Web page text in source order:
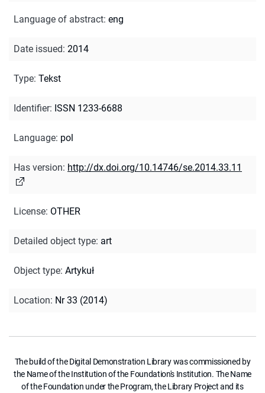
Language of abstract: eng
Date issued: 2014
Type: Tekst
Identifier: ISSN 1233-6688
Language: pol
Has version: http://dx.doi.org/10.14746/se.2014.33.11
License: OTHER
Detailed object type: art
Object type: Artykuł
Location: Nr 33 (2014)
The build of the Digital Demonstration Library was commissioned by
the Name of the Institution of the Foundation's Institution. The Name
of the Foundation under the Program, the Library Project and its